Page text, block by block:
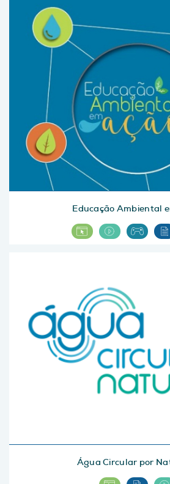
Educação Ambiental
Água Circular por